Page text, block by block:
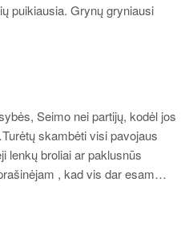
puikiausia. Grynų gryniausi
Seimo nei partijų, kodėl jos
skambėti visi pavojaus
lenkų broliai ar paklusnūs
, kad vis dar esam…